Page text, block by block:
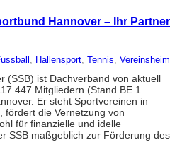
Hannover – Ihr Partner
, Hallensport, Tennis, Vereinsheim
(SSB) ist Dachverband von aktuell
Mitgliedern (Stand BE 1.
Er steht Sportvereinen in
fördert die Vernetzung von
für finanzielle und idelle
SSB maßgeblich zur Förderung des